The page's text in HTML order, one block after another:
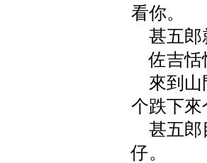
看你。
甚五郎
佐吉恬
來到山
个跌下來
甚五郎
仔。